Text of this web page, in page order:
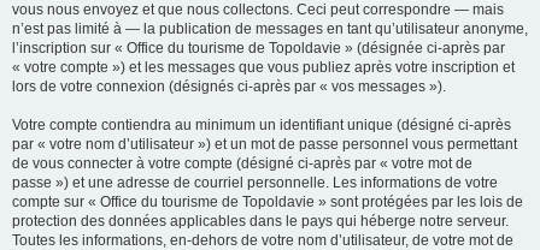
vous nous envoyez et que nous collectons. Ceci peut correspondre — mais
n’est pas limité à — la publication de messages en tant qu’utilisateur anonyme,
l’inscription sur « Office du tourisme de Topoldavie » (désignée ci-après par
« votre compte ») et les messages que vous publiez après votre inscription et
lors de votre connexion (désignés ci-après par « vos messages »).
Votre compte contiendra au minimum un identifiant unique (désigné ci-après
par « votre nom d’utilisateur ») et un mot de passe personnel vous permettant
de vous connecter à votre compte (désigné ci-après par « votre mot de
passe ») et une adresse de courriel personnelle. Les informations de votre
compte sur « Office du tourisme de Topoldavie » sont protégées par les lois de
protection des données applicables dans le pays qui héberge notre serveur.
Toutes les informations, en-dehors de votre nom d’utilisateur, de votre mot de